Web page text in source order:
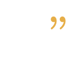
mucho y